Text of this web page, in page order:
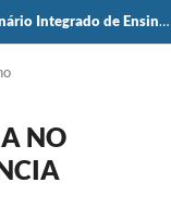
Seminário de Iniciação Científica e Seminário Integrado de Ensino, Pesquisa e Extensão (SIEPE)
NO